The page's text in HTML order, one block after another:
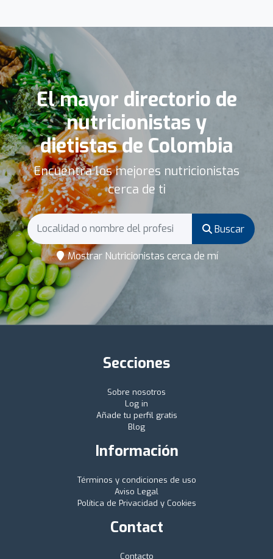
El mayor directorio de
nutricionistas y
dietistas de Colombia
Encuentra los mejores nutricionistas
cerca de ti
Buscar
Mostrar Nutricionistas cerca de mí
Secciones
Sobre nosotros
Log in
Añade tu perfil gratis
Blog
Información
Términos y condiciones de uso
Aviso Legal
Política de Privacidad y Cookies
Contact
Contacto